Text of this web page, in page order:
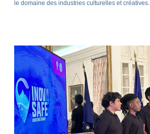
le domaine des industries culturelles et créatives.